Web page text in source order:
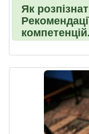
Як
компетенцій.